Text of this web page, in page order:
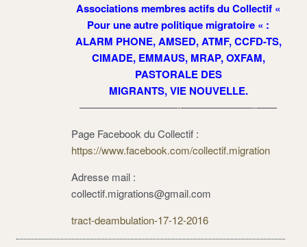
Associations membres actifs du Collectif «
Pour une autre politique migratoire « :
ALARM PHONE, AMSED, ATMF, CCFD-TS,
CIMADE, EMMAUS, MRAP, OXFAM,
PASTORALE DES
MIGRANTS, VIE NOUVELLE.
————————–—-———————-——
Page Facebook du Collectif :
https://www.facebook.com/collectif.migration
Adresse mail :
collectif.migrations@gmail.com
tract-deambulation-17-12-2016